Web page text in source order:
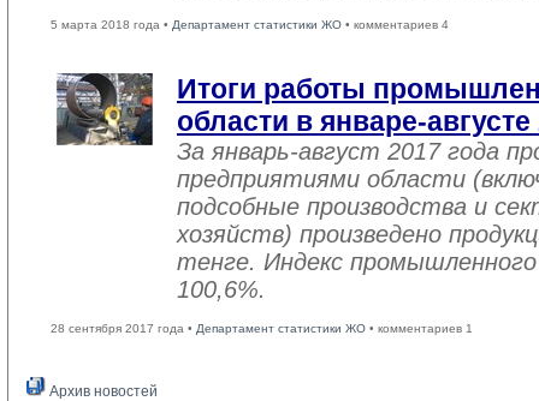
5 марта 2018 года • Департамент статистики ЖО • комментариев 4
Итоги работы
области в январе-августе
За январь-август 2017 года
предприятиями области
подсобные производства и
хозяйств) произведено
тенге. Индекс
100,6%.
28 сентября 2017 года • Департамент статистики ЖО • комментариев 1
Архив новостей